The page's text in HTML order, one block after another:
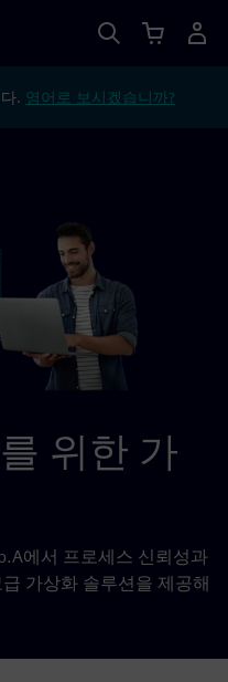
. 영어로 보시겠습니까?
위한 가
에서 프로세스 신뢰성과
가상화 솔루션을 제공해